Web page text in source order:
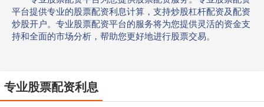
平台提供专业的股票配资利息计算，支持炒股杠杆配资及配资
炒股开户。专业股票配资平台的服务将为您提供灵活的资金支
持和全面的市场分析，帮助您更好地进行股票交易。
专业股票配资利息